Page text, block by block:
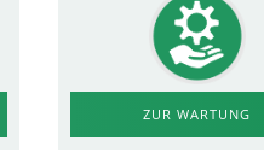
ZUR WARTUNG